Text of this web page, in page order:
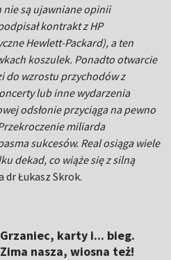
są ujawniane opinii
kontrakt z HP
Hewlett-Packard), a ten
koszulek. Ponadto otwarcie
do wzrostu przychodów z
lub inne wydarzenia
odsłonie przyciąga na pewno
miliarda
sukcesów. Real osiąga wiele
dekad, co wiąże się z silną
dr Łukasz Skrok.
Grzaniec, karty i... bieg.
Zima nasza, wiosna też!